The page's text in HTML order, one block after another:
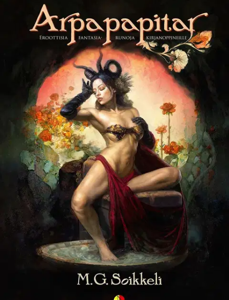
Ei saatavilla
Tuotekuvaus
Arpapapitar on M. G. Soikkelin vauhdikkaan fantisoiva
runokokoelma ubiikin sarastuksen ja pervokäänteen jälkeisestä
maailmasta, jossa paljastetaan, kuka langenneista enkeleistä
karkotettiin Pariisiin ja mikä on taiteiden kymmenes muusa.
Proosarunon ja runoproosan äpärinä syntyneet säkeet kertovat
taikavuorista, nisäkäskylpylöistä, kirjasäädyn näköishäistä sekä
tietysti enkeleistä asbestipaidoissa. Jälkiherkkuna tarjoillaan
vapaamittaista ja -mielistä romantiikkaa kreivien aikakaudelta. M.
Soikkeli on scifi- ja fantasiaromaaneistaan tunnettu kirjailija.
Siviiliammatissaan hän opettaa luovaa kirjoittamista ja tutkii
romansseja. Rakkauden ja erotiikan kirjallisia salaisuuksia Soikkeli
on selvittänyt tietokirjoissaan Lemmen leikkikehässä (1998) ja
Tuttua lemmentouhua (2016). Arpapapitar on hänen ensimmäinen
Näytä lisää tuotekuvausta
Ominaisuudet